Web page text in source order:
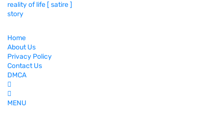
reality of life [ satire ]
story
Home
About Us
Privacy Policy
Contact Us
DMCA
MENU